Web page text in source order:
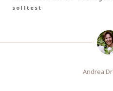
solltest
Andrea